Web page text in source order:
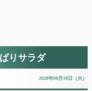
りサラダ
2020年08月18日（火）